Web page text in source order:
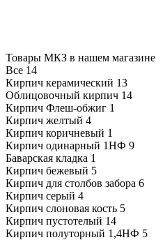
Товары МКЗ в нашем магазине
Все 14
Кирпич керамический 13
Облицовочный кирпич 14
Кирпич Флеш-обжиг 1
Кирпич желтый 4
Кирпич коричневый 1
Кирпич одинарный 1НФ 9
Баварская кладка 1
Кирпич бежевый 5
Кирпич для столбов забора 6
Кирпич серый 4
Кирпич слоновая кость 5
Кирпич пустотелый 14
Кирпич полуторный 1,4НФ 5